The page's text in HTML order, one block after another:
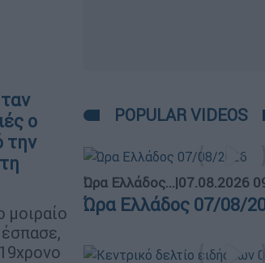
ο
την
μοιραίο
POPULAR VIDEOS
Ώρα Ελλάδος...|07.08.2026
Ώρα Ελλάδος 07/08/